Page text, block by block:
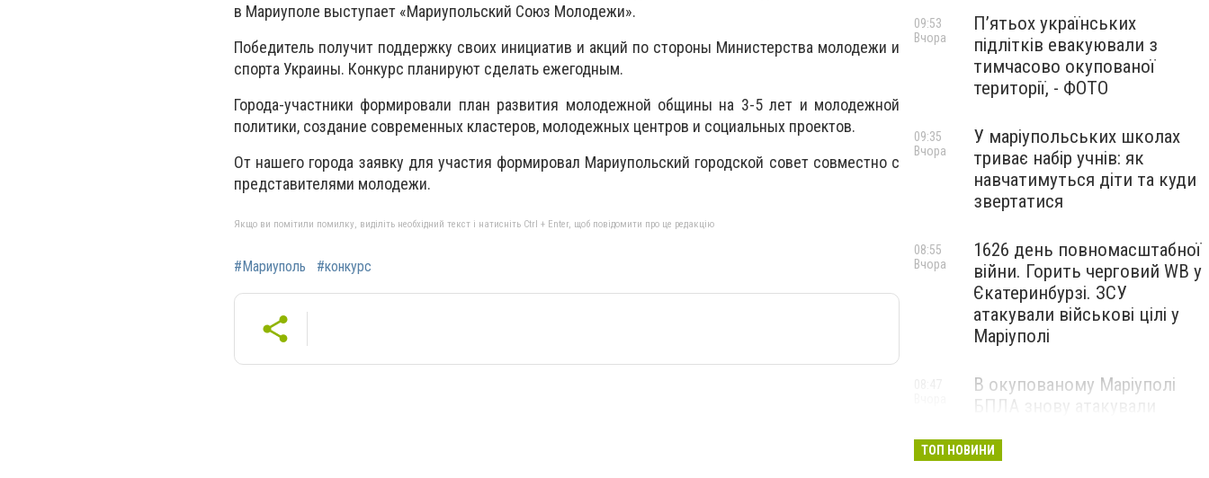
в Мариуполе выступает «Мариупольский Союз Молодежи».
Победитель получит поддержку своих инициатив и акций по стороны Министерства молодежи и
спорта Украины. Конкурс планируют сделать ежегодным.
Города-участники формировали план развития молодежной общины на 3-5 лет и молодежной
политики, создание современных кластеров, молодежных центров и социальных проектов.
От нашего города заявку для участия формировал Мариупольский городской совет совместно с
представителями молодежи.
Якщо ви помітили помилку, виділіть необхідний текст і натисніть Ctrl + Enter, щоб повідомити про це редакцію
#Мариуполь #конкурс
П’ятьох українських
підлітків евакуювали з
тимчасово окупованої
території, - ФОТО
09:53
Вчора
У маріупольських школах
триває набір учнів: як
навчатимуться діти та куди
звертатися
09:35
Вчора
1626 день повномасштабної
війни. Горить черговий WB у
Єкатеринбурзі. ЗСУ
атакували військові цілі у
Маріуполі
08:55
Вчора
В окупованому Маріуполі
БПЛА знову атакували
— ВІДЕО
ТОП НОВИНИ